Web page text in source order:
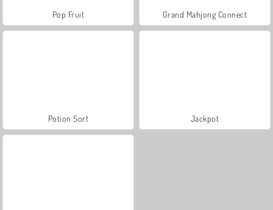
Pop Fruit Grand Mahjong Connect
Potion Sort Jackpot